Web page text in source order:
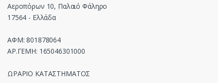
Αεροπόρων 10, Παλαιό Φάληρο
17564 - Ελλάδα
ΑΦΜ: 801878064
ΑΡ.ΓΕΜΗ: 165046301000
ΩΡΑΡΙΟ ΚΑΤΑΣΤΗΜΑΤΟΣ